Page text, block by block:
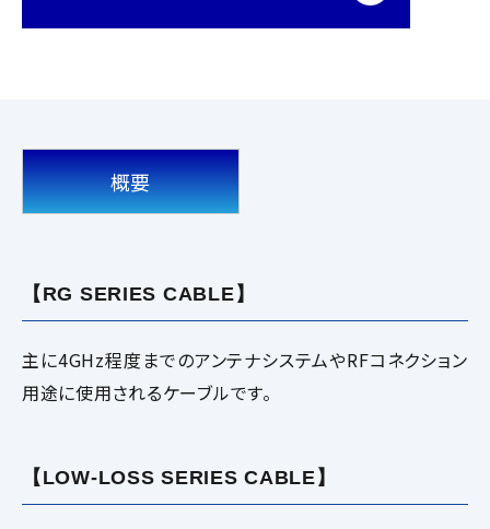
概要
【RG SERIES CABLE】
主に4GHz程度までのアンテナシステムやRFコネクション
用途に使用されるケーブルです。
【LOW-LOSS SERIES CABLE】